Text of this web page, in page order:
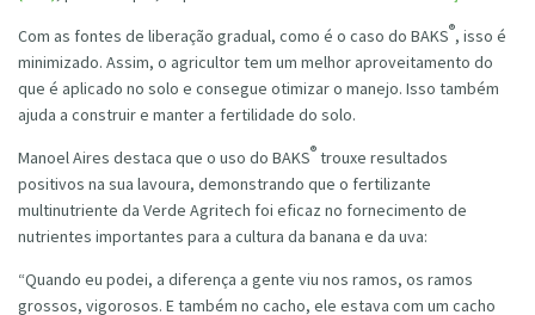
Com as fontes de liberação gradual, como é o caso do BAKS®, isso é
minimizado. Assim, o agricultor tem um melhor aproveitamento do
que é aplicado no solo e consegue otimizar o manejo. Isso também
ajuda a construir e manter a fertilidade do solo.
Manoel Aires destaca que o uso do BAKS® trouxe resultados
positivos na sua lavoura, demonstrando que o fertilizante
multinutriente da Verde Agritech foi eficaz no fornecimento de
nutrientes importantes para a cultura da banana e da uva:
“Quando eu podei, a diferença a gente viu nos ramos, os ramos
grossos, vigorosos. E também no cacho, ele estava com um cacho